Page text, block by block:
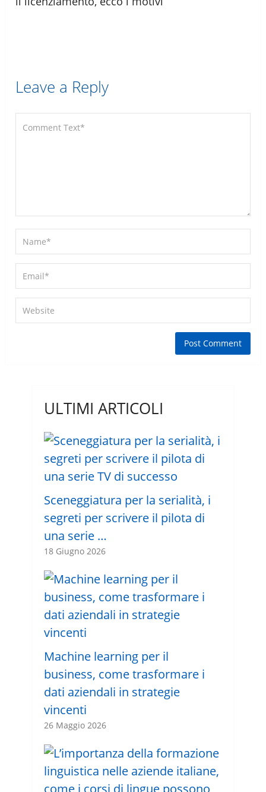
Leave a Reply
ULTIMI ARTICOLI
Sceneggiatura per la serialità, i
segreti per scrivere il pilota di
una serie …
18 Giugno 2026
Machine learning per il
business, come trasformare i
dati aziendali in strategie
vincenti
26 Maggio 2026